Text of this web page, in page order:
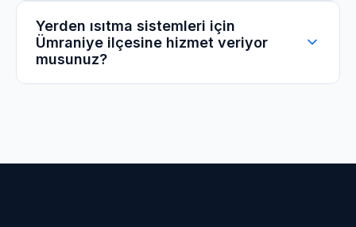
cüzi bir farkla pakete dahil edebiliyoruz.
Evet, kullandığımız koruyucu (inhibitör) sıvılar,
şebeke suyunun kireç yapıcı etkisini kırarak
peteklerinizi ve kombinizi korozyona karşı tam
koruma altına alır.
Yerden ısıtma sistemleri için
Ümraniye ilçesine hizmet veriyor
musunuz?
ısı dağılımı sağlıyoruz.